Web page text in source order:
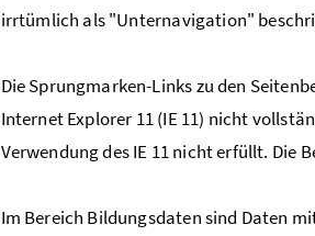
irrtümlich als "Unternavigation"
Die Sprungmarken-Links zu den
Internet Explorer 11 (IE 11) nicht
Verwendung des IE 11 nicht erfüllt. Die
Im Bereich Bildungsdaten sind Daten